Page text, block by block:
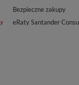
Bezpieczne zakupy
eRaty Santander